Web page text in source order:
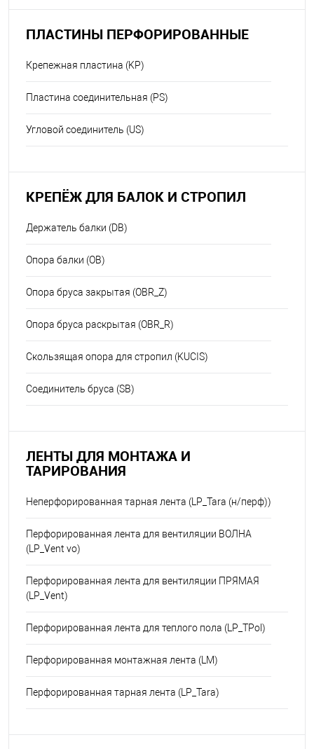
ПЛАСТИНЫ ПЕРФОРИРОВАННЫЕ
Крепежная пластина (KP)
Пластина соединительная (PS)
Угловой соединитель (US)
КРЕПЁЖ ДЛЯ БАЛОК И СТРОПИЛ
Держатель балки (DB)
Опора балки (OB)
Опора бруса закрытая (OBR_Z)
Опора бруса раскрытая (OBR_R)
Скользящая опора для стропил (KUCIS)
Соединитель бруса (SB)
ЛЕНТЫ ДЛЯ МОНТАЖА И
ТАРИРОВАНИЯ
Неперфорированная тарная лента (LP_Tara (н/перф))
Перфорированная лента для вентиляции ВОЛНА
(LP_Vent vo)
Перфорированная лента для вентиляции ПРЯМАЯ
(LP_Vent)
Перфорированная лента для теплого пола (LP_TPol)
Перфорированная монтажная лента (LM)
Перфорированная тарная лента (LP_Tara)